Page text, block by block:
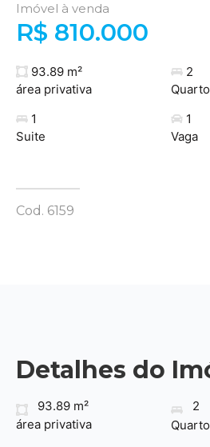
Imóvel à venda
R$ 810.000
93.89 m²
área privativa
2
1
Suite
1
Vaga
Cod. 6159
Detalhes do
93.89 m²
área privativa
2